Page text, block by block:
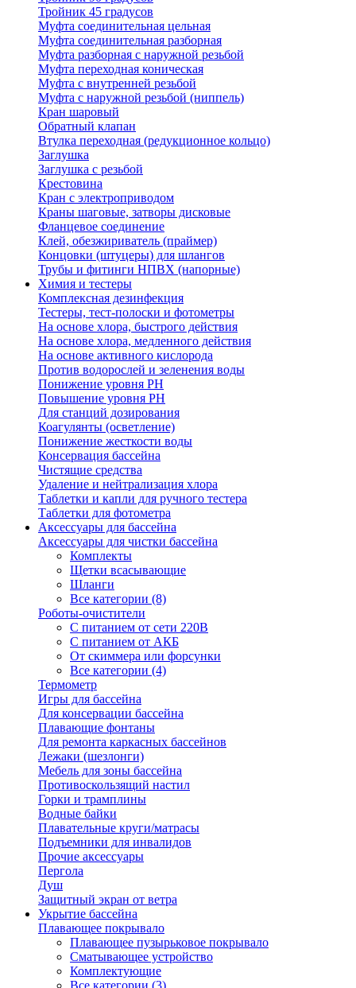
Тройник 45 градусов
Муфта соединительная цельная
Муфта соединительная разборная
Муфта разборная с наружной резьбой
Муфта переходная коническая
Муфта с внутренней резьбой
Муфта с наружной резьбой (ниппель)
Кран шаровый
Обратный клапан
Втулка переходная (редукционное кольцо)
Заглушка
Заглушка с резьбой
Крестовина
Кран с электроприводом
Краны шаговые, затворы дисковые
Фланцевое соединение
Клей, обезжириватель (праймер)
Концовки (штуцеры) для шлангов
Трубы и фитинги НПВХ (напорные)
Химия и тестеры
Комплексная дезинфекция
Тестеры, тест-полоски и фотометры
На основе хлора, быстрого действия
На основе хлора, медленного действия
На основе активного кислорода
Против водорослей и зеленения воды
Понижение уровня РН
Повышение уровня РН
Для станций дозирования
Коагулянты (осветление)
Понижение жесткости воды
Консервация бассейна
Чистящие средства
Удаление и нейтрализация хлора
Таблетки и капли для ручного тестера
Таблетки для фотометра
Аксессуары для бассейна
Аксессуары для чистки бассейна
Комплекты
Щетки всасывающие
Шланги
Все категории (8)
Роботы-очистители
С питанием от сети 220В
С питанием от АКБ
От скиммера или форсунки
Все категории (4)
Термометр
Игры для бассейна
Для консервации бассейна
Плавающие фонтаны
Для ремонта каркасных бассейнов
Лежаки (шезлонги)
Мебель для зоны бассейна
Противоскользящий настил
Горки и трамплины
Водные байки
Плавательные круги/матрасы
Подъемники для инвалидов
Прочие аксессуары
Пергола
Душ
Защитный экран от ветра
Укрытие бассейна
Плавающее покрывало
Плавающее пузырьковое покрывало
Сматывающее устройство
Комплектующие
Все категории (3)